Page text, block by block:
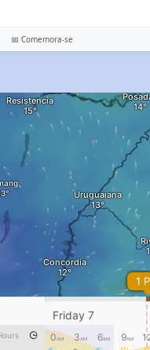
📅 Comemora-se